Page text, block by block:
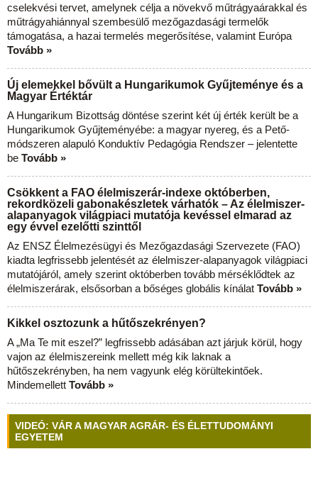
cselekvési tervet, amelynek célja a növekvő műtrágyaárakkal és
műtrágyahiánnyal szembesülő mezőgazdasági termelők
támogatása, a hazai termelés megerősítése, valamint Európa
Tovább »
Új elemekkel bővült a Hungarikumok Gyűjteménye és a
Magyar Értéktár
A Hungarikum Bizottság döntése szerint két új érték került be a
Hungarikumok Gyűjteményébe: a magyar nyereg, és a Pető-
módszeren alapuló Konduktív Pedagógia Rendszer – jelentette
be Tovább »
Csökkent a FAO élelmiszerár-indexe októberben,
rekordközeli gabonakészletek várhatók – Az élelmiszer-
alapanyagok világpiaci mutatója kevéssel elmarad az
egy évvel ezelőtti szinttől
Az ENSZ Élelmezésügyi és Mezőgazdasági Szervezete (FAO)
kiadta legfrissebb jelentését az élelmiszer-alapanyagok világpiaci
mutatójáról, amely szerint októberben tovább mérséklődtek az
élelmiszerárak, elsősorban a bőséges globális kínálat Tovább »
Kikkel osztozunk a hűtőszekrényen?
A „Ma Te mit eszel?” legfrissebb adásában azt járjuk körül, hogy
vajon az élelmiszereink mellett még kik laknak a
hűtőszekrényben, ha nem vagyunk elég körültekintőek.
Mindemellett Tovább »
VIDEÓ: VÁR A MAGYAR AGRÁR- ÉS ÉLETTUDOMÁNYI
EGYETEM